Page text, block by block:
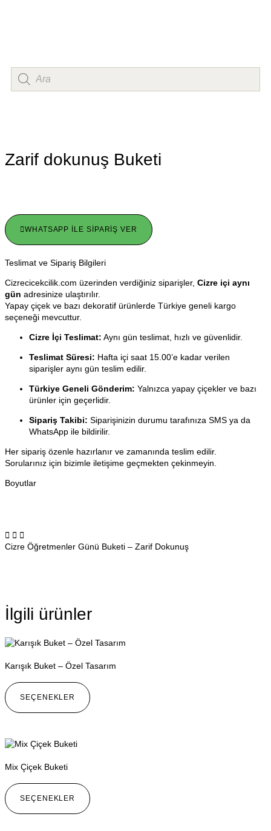
Zarif dokunuş Buketi
WHATSAPP İLE SIPARIŞ VER
Teslimat ve Sipariş Bilgileri
Cizrecicekcilik.com üzerinden verdiğiniz siparişler, Cizre içi aynı
gün adresinize ulaştırılır.
Yapay çiçek ve bazı dekoratif ürünlerde Türkiye geneli kargo
seçeneği mevcuttur.
Cizre İçi Teslimat: Aynı gün teslimat, hızlı ve güvenlidir.
Teslimat Süresi: Hafta içi saat 15.00’e kadar verilen
siparişler aynı gün teslim edilir.
Türkiye Geneli Gönderim: Yalnızca yapay çiçekler ve bazı
ürünler için geçerlidir.
Sipariş Takibi: Siparişinizin durumu tarafınıza SMS ya da
WhatsApp ile bildirilir.
Her sipariş özenle hazırlanır ve zamanında teslim edilir.
Sorularınız için bizimle iletişime geçmekten çekinmeyin.
Boyutlar
Cizre Öğretmenler Günü Buketi – Zarif Dokunuş
İlgili ürünler
Karışık Buket – Özel Tasarım
SEÇENEKLER
Mix Çiçek Buketi
SEÇENEKLER